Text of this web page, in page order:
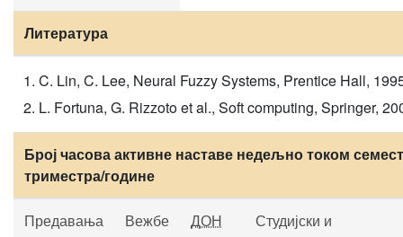
Литература
C. Lin, C. Lee, Neural Fuzzy Systems, Prentice Hall,
L. Fortuna, G. Rizzoto et al., Soft computing, Springer,
Број часова активне наставе недељно током
триместра/године
Предавања Вежбе ДОН
Студијски и